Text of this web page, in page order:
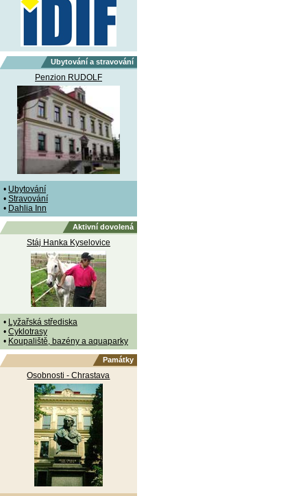
Ubytování a stravování
Penzion RUDOLF
• Ubytování
• Stravování
• Dahlia Inn
Aktivní dovolená
Stáj Hanka Kyselovice
• Lyžařská střediska
• Cyklotrasy
• Koupaliště, bazény a aquaparky
Památky
Osobnosti - Chrastava